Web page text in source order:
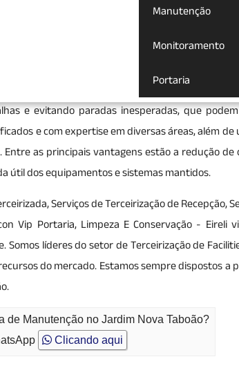
Manutenção
Monitoramento
Portaria
de uma empresa especializada em
e evitando paradas inesperadas, que
e com expertise em diversas áreas, além
as principais vantagens estão a redução de
útil dos equipamentos e sistemas mantidos.
Serviços de Terceirização de Recepção,
Vip Portaria, Limpeza E Conservação - Eireli
líderes do setor de Terceirização de
do mercado. Estamos sempre dispostos a
de Manutenção no Jardim Nova Taboão?
Clicando aqui